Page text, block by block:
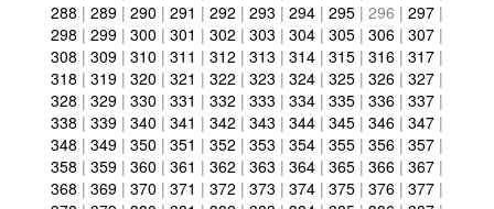
288 | 289 | 290 | 291 | 292 | 293 | 294 | 295 | 296 | 297 |
298 | 299 | 300 | 301 | 302 | 303 | 304 | 305 | 306 | 307 |
308 | 309 | 310 | 311 | 312 | 313 | 314 | 315 | 316 | 317 |
318 | 319 | 320 | 321 | 322 | 323 | 324 | 325 | 326 | 327 |
328 | 329 | 330 | 331 | 332 | 333 | 334 | 335 | 336 | 337 |
338 | 339 | 340 | 341 | 342 | 343 | 344 | 345 | 346 | 347 |
348 | 349 | 350 | 351 | 352 | 353 | 354 | 355 | 356 | 357 |
358 | 359 | 360 | 361 | 362 | 363 | 364 | 365 | 366 | 367 |
368 | 369 | 370 | 371 | 372 | 373 | 374 | 375 | 376 | 377 |